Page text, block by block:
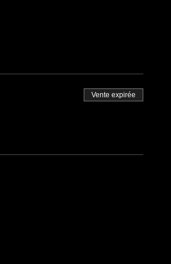
Vente expirée